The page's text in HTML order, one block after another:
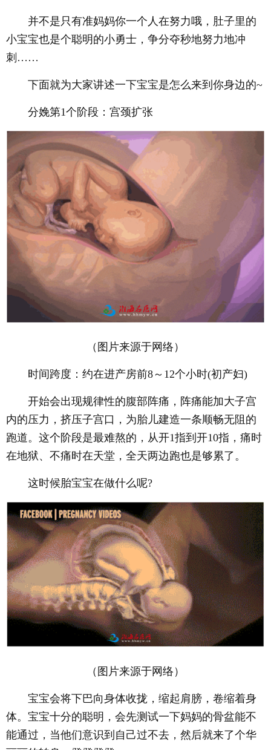
并不是只有准妈妈你一个人在努力哦，肚子里的
小宝宝也是个聪明的小勇士，争分夺秒地努力地冲
刺……
下面就为大家讲述一下宝宝是怎么来到你身边的~
分娩第1个阶段：宫颈扩张
（图片来源于网络）
时间跨度：约在进产房前8～12个小时(初产妇)
开始会出现规律性的腹部阵痛，阵痛能加大子宫
内的压力，挤压子宫口，为胎儿建造一条顺畅无阻的
跑道。这个阶段是最难熬的，从开1指到开10指，痛时
在地狱、不痛时在天堂，全天两边跑也是够累了。
这时候胎宝宝在做什么呢?
（图片来源于网络）
宝宝会将下巴向身体收拢，缩起肩膀，卷缩着身
体。宝宝十分的聪明，会先测试一下妈妈的骨盆能不
能通过，当他们意识到自己过不去，然后就来了个华